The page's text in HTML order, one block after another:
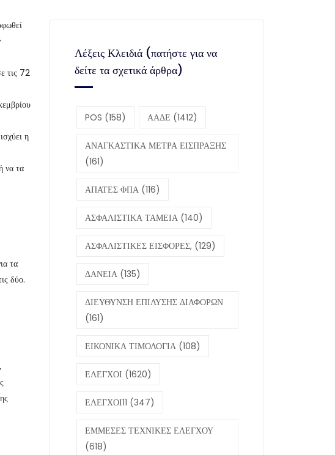
τις 72
η
να τα
τα
δύο.
Λέξεις Κλειδιά (πατήστε για να
δείτε τα σχετικά άρθρα)
POS (158) ΑΑΔΕ (1412)
ΑΝΑΓΚΑΣΤΙΚΑ ΜΕΤΡΑ ΕΙΣΠΡΑΞΗΣ
(161)
ΑΠΑΤΕΣ ΦΠΑ (116)
ΑΣΦΑΛΙΣΤΙΚΑ ΤΑΜΕΙΑ (140)
ΑΣΦΑΛΙΣΤΙΚΕΣ ΕΙΣΦΟΡΕΣ, (129)
ΔΑΝΕΙΑ (135)
ΔΙΕΥΘΥΝΣΗ ΕΠΙΛΥΣΗΣ ΔΙΑΦΟΡΩΝ
(161)
ΕΙΚΟΝΙΚΑ ΤΙΜΟΛΟΓΙΑ (108)
ΕΛΕΓΧΟΙ (1620)
ΕΛΕΓΧΟΙ11 (347)
ΕΜΜΕΣΕΣ ΤΕΧΝΙΚΕΣ ΕΛΕΓΧΟΥ
(618)